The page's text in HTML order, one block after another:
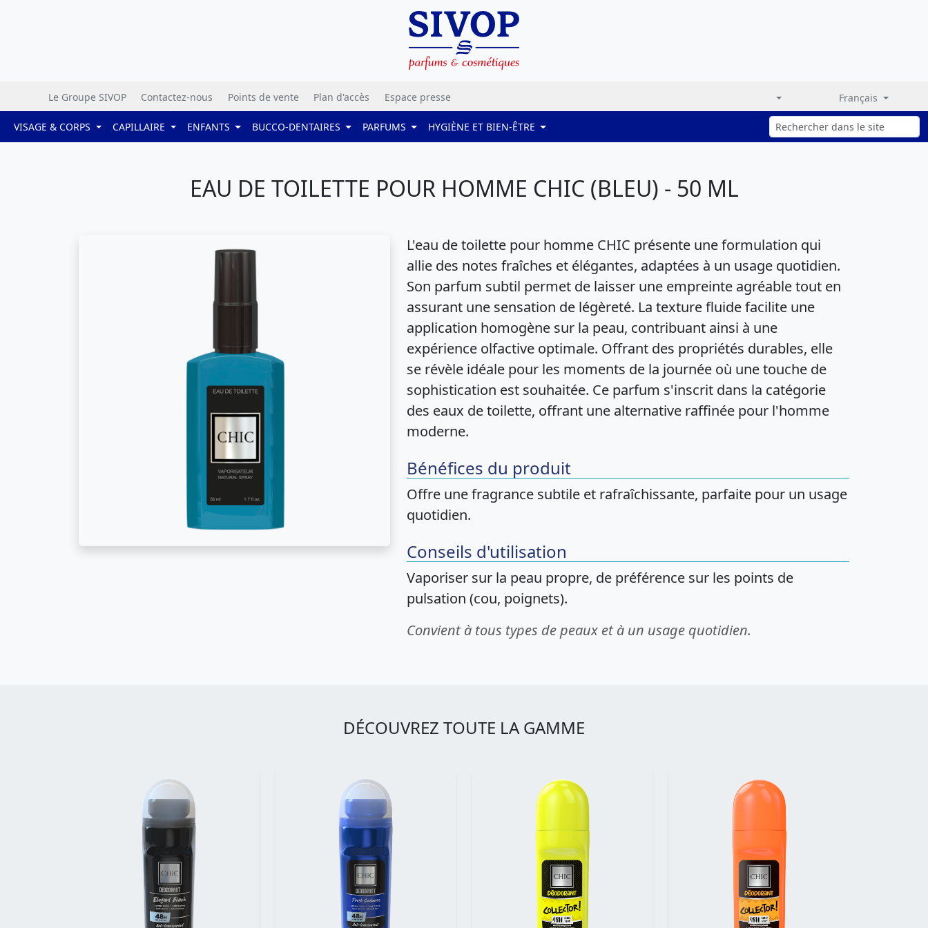
Le Groupe SIVOP Contactez-nous Points de vente Plan d'accès Espace presse Français
VISAGE & CORPS CAPILLAIRE ENFANTS BUCCO-DENTAIRES PARFUMS HYGIÈNE ET BIEN-ÊTRE
EAU DE TOILETTE POUR HOMME CHIC (BLEU) - 50 ML
L'eau de toilette pour homme CHIC présente une formulation qui
allie des notes fraîches et élégantes, adaptées à un usage quotidien.
Son parfum subtil permet de laisser une empreinte agréable tout en
assurant une sensation de légèreté. La texture fluide facilite une
application homogène sur la peau, contribuant ainsi à une
expérience olfactive optimale. Offrant des propriétés durables, elle
se révèle idéale pour les moments de la journée où une touche de
sophistication est souhaitée. Ce parfum s'inscrit dans la catégorie
des eaux de toilette, offrant une alternative raffinée pour l'homme
moderne.
Bénéfices du produit
Offre une fragrance subtile et rafraîchissante, parfaite pour un usage
quotidien.
Conseils d'utilisation
Vaporiser sur la peau propre, de préférence sur les points de
pulsation (cou, poignets).
Convient à tous types de peaux et à un usage quotidien.
DÉCOUVREZ TOUTE LA GAMME
Précédent